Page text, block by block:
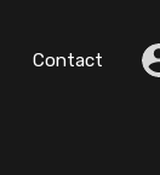
Contact